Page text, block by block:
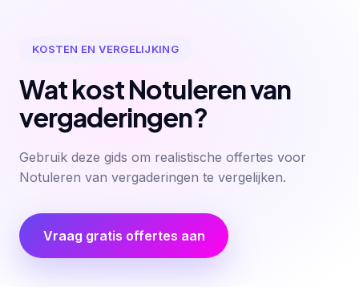
KOSTEN EN VERGELIJKING
Wat kost Notuleren van
vergaderingen?
Gebruik deze gids om realistische offertes voor
Notuleren van vergaderingen te vergelijken.
Vraag gratis offertes aan